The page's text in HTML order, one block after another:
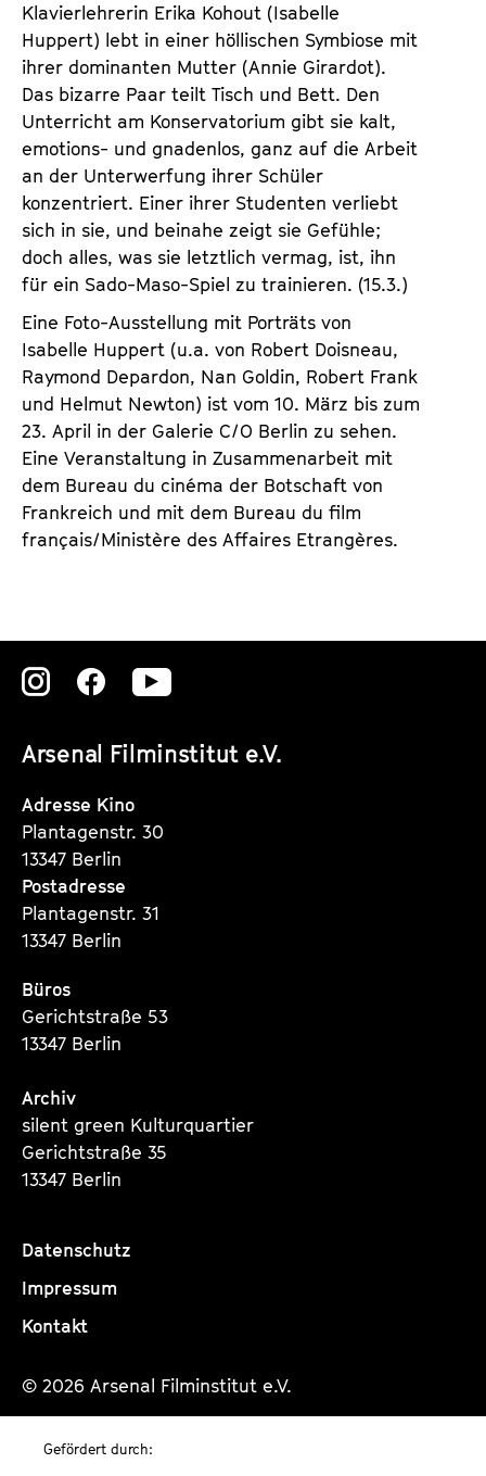
Klavierlehrerin Erika Kohout (Isabelle
Huppert) lebt in einer höllischen Symbiose mit
ihrer dominanten Mutter (Annie Girardot).
Das bizarre Paar teilt Tisch und Bett. Den
Unterricht am Konservatorium gibt sie kalt,
emotions- und gnadenlos, ganz auf die Arbeit
an der Unterwerfung ihrer Schüler
konzentriert. Einer ihrer Studenten verliebt
sich in sie, und beinahe zeigt sie Gefühle;
doch alles, was sie letztlich vermag, ist, ihn
für ein Sado-Maso-Spiel zu trainieren. (15.3.)
Eine Foto-Ausstellung mit Porträts von
Isabelle Huppert (u.a. von Robert Doisneau,
Raymond Depardon, Nan Goldin, Robert Frank
und Helmut Newton) ist vom 10. März bis zum
23. April in der Galerie C/O Berlin zu sehen.
Eine Veranstaltung in Zusammenarbeit mit
dem Bureau du cinéma der Botschaft von
Frankreich und mit dem Bureau du film
français/Ministère des Affaires Etrangères.
Arsenal Filminstitut e.V.
Zu
Instagram
Seite
Zu
Instagram
Seite
Zu
Instagram
Adresse Kino
Plantagenstr. 30
13347 Berlin
Postadresse
Plantagenstr. 31
13347 Berlin
Büros
Gerichtstraße 53
13347 Berlin
Archiv
silent green Kulturquartier
Gerichtstraße 35
13347 Berlin
Datenschutz
Impressum
Kontakt
© 2026 Arsenal Filminstitut e.V.
Gefördert durch: